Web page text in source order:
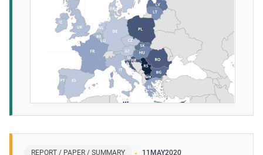
REPORT / PAPER / SUMMARY 11 MAY2020